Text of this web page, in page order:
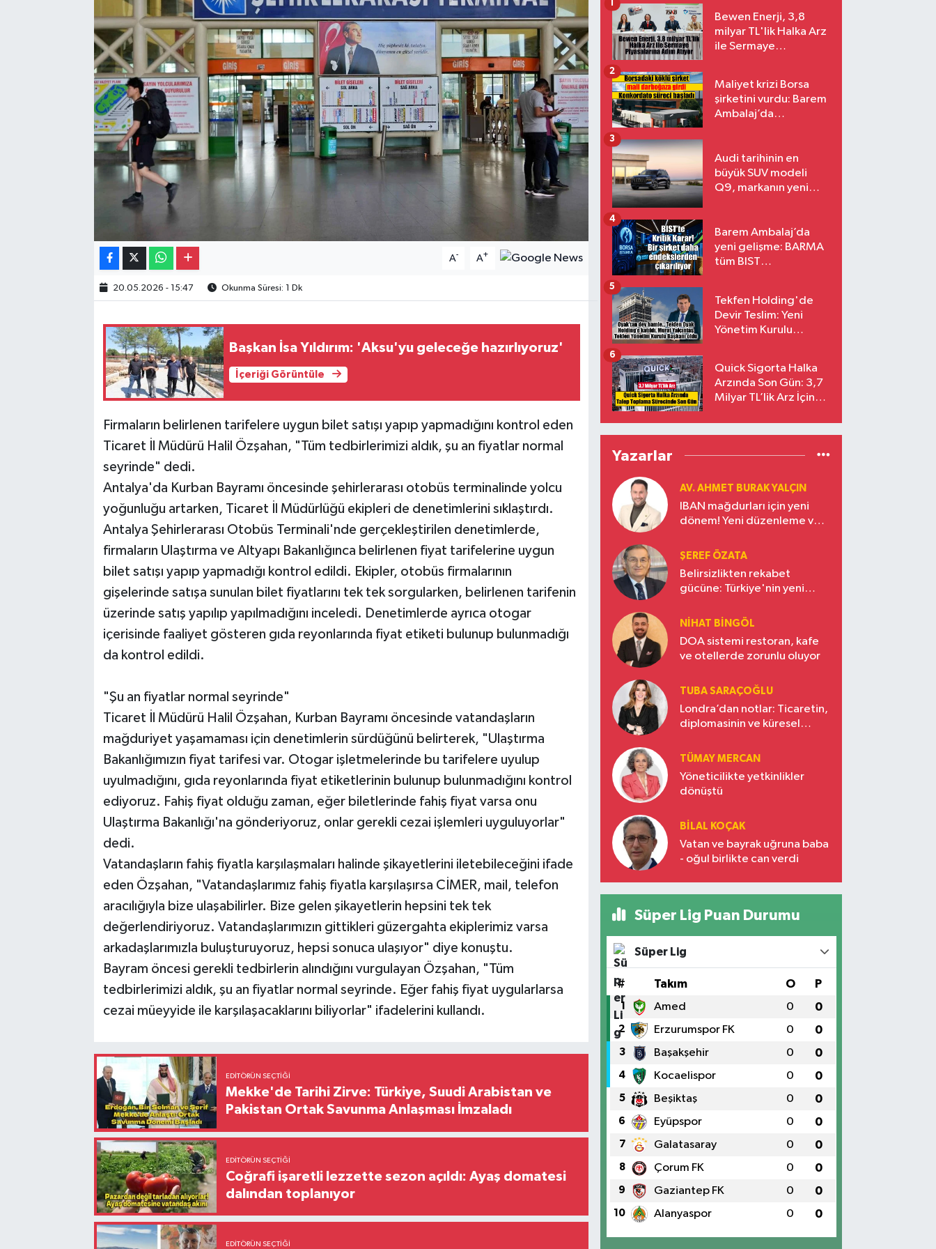
A- A+
20.05.2026 - 15:47 Okunma Süresi: 1 Dk
Başkan İsa Yıldırım: 'Aksu'yu geleceğe hazırlıyoruz'
İçeriği Görüntüle
Firmaların belirlenen tarifelere uygun bilet satışı yapıp yapmadığını kontrol eden
Ticaret İl Müdürü Halil Özşahan, "Tüm tedbirlerimizi aldık, şu an fiyatlar normal
seyrinde" dedi.
Antalya'da Kurban Bayramı öncesinde şehirlerarası otobüs terminalinde yolcu
yoğunluğu artarken, Ticaret İl Müdürlüğü ekipleri de denetimlerini sıklaştırdı.
Antalya Şehirlerarası Otobüs Terminali'nde gerçekleştirilen denetimlerde,
firmaların Ulaştırma ve Altyapı Bakanlığınca belirlenen fiyat tarifelerine uygun
bilet satışı yapıp yapmadığı kontrol edildi. Ekipler, otobüs firmalarının
gişelerinde satışa sunulan bilet fiyatlarını tek tek sorgularken, belirlenen tarifenin
üzerinde satış yapılıp yapılmadığını inceledi. Denetimlerde ayrıca otogar
içerisinde faaliyet gösteren gıda reyonlarında fiyat etiketi bulunup bulunmadığı
da kontrol edildi.
"Şu an fiyatlar normal seyrinde"
Ticaret İl Müdürü Halil Özşahan, Kurban Bayramı öncesinde vatandaşların
mağduriyet yaşamaması için denetimlerin sürdüğünü belirterek, "Ulaştırma
Bakanlığımızın fiyat tarifesi var. Otogar işletmelerinde bu tarifelere uyulup
uyulmadığını, gıda reyonlarında fiyat etiketlerinin bulunup bulunmadığını kontrol
ediyoruz. Fahiş fiyat olduğu zaman, eğer biletlerinde fahiş fiyat varsa onu
Ulaştırma Bakanlığı'na gönderiyoruz, onlar gerekli cezai işlemleri uyguluyorlar"
dedi.
Vatandaşların fahiş fiyatla karşılaşmaları halinde şikayetlerini iletebileceğini ifade
eden Özşahan, "Vatandaşlarımız fahiş fiyatla karşılaşırsa CİMER, mail, telefon
aracılığıyla bize ulaşabilirler. Bize gelen şikayetlerin hepsini tek tek
değerlendiriyoruz. Vatandaşlarımızın gittikleri güzergahta ekiplerimiz varsa
arkadaşlarımızla buluşturuyoruz, hepsi sonuca ulaşıyor" diye konuştu.
Bayram öncesi gerekli tedbirlerin alındığını vurgulayan Özşahan, "Tüm
tedbirlerimizi aldık, şu an fiyatlar normal seyrinde. Eğer fahiş fiyat uygularlarsa
cezai müeyyide ile karşılaşacaklarını biliyorlar" ifadelerini kullandı.
EDITÖRÜN SEÇTIĞI
Mekke'de Tarihi Zirve: Türkiye, Suudi Arabistan ve
Pakistan Ortak Savunma Anlaşması İmzaladı
EDITÖRÜN SEÇTIĞI
Coğrafi işaretli lezzette sezon açıldı: Ayaş domatesi
dalından toplanıyor
EDITÖRÜN SEÇTIĞI
Bewen Enerji, 3,8
milyar TL'lik Halka Arz
ile Sermaye
Maliyet krizi Borsa
şirketini vurdu: Barem
Ambalaj’da
2
Audi tarihinin en
büyük SUV modeli
Q9, markanın yeni
3
Barem Ambalaj’da
yeni gelişme: BARMA
tüm BIST
4
Tekfen Holding'de
Devir Teslim: Yeni
Yönetim Kurulu
5
Quick Sigorta Halka
Arzında Son Gün: 3,7
Milyar TL’lik Arz İçin
Eriyor
6
Yazarlar
AV. AHMET BURAK YALÇIN
IBAN mağdurları için yeni
dönem! Yeni düzenleme ve
ŞEREF ÖZATA
Belirsizlikten rekabet
gücüne: Türkiye'nin yeni
NIHAT BINGÖL
DOA sistemi restoran, kafe
ve otellerde zorunlu oluyor
TUBA SARAÇOĞLU
Londra’dan notlar: Ticaretin,
diplomasinin ve küresel
Türkiye’nin yükselen gücü
TÜMAY MERCAN
Yöneticilikte yetkinlikler
dönüştü
BILAL KOÇAK
Vatan ve bayrak uğruna baba
- oğul birlikte can verdi
Süper Lig Puan Durumu
Süper Lig
# Takım O P
1 Amed 0 0
2 Erzurumspor FK 0 0
3 Başakşehir 0 0
4 Kocaelispor 0 0
5 Beşiktaş 0 0
6 Eyüpspor 0 0
7 Galatasaray 0 0
8 Çorum FK 0 0
9 Gaziantep FK 0 0
10 Alanyaspor 0 0
Gayrimenkul